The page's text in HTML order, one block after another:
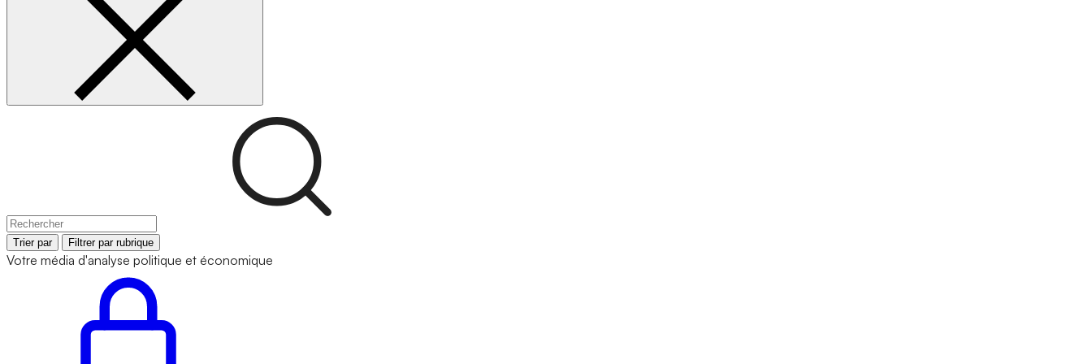
Trier par Filtrer par rubrique
Votre média d'analyse politique et économique